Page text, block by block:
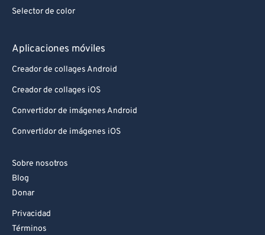
Selector de color
Aplicaciones móviles
Creador de collages Android
Creador de collages iOS
Convertidor de imágenes Android
Convertidor de imágenes iOS
Sobre nosotros
Blog
Donar
Privacidad
Términos